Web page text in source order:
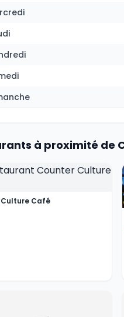
à proximité de
Café